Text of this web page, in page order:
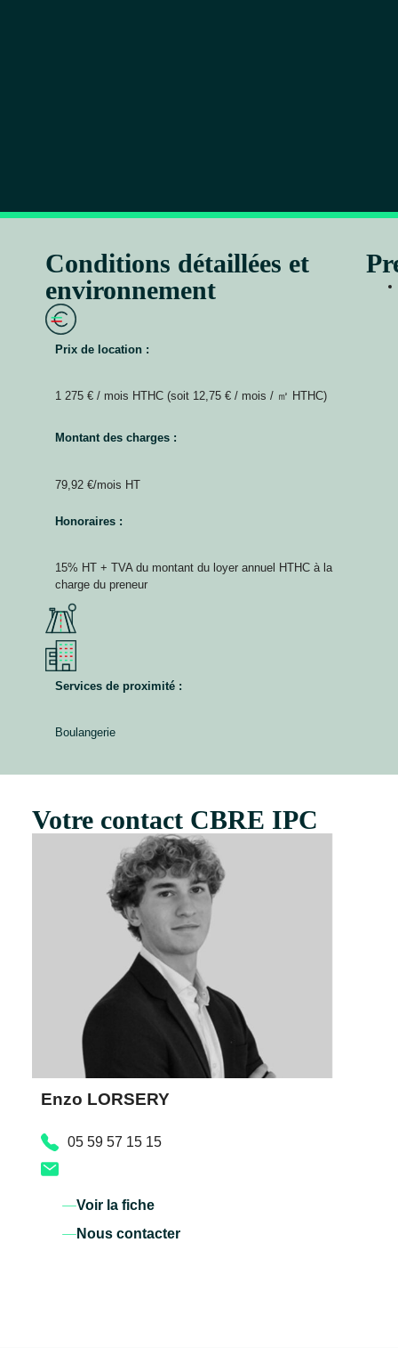
Conditions détaillées et
environnement
Prix de location :
1 275 € / mois HTHC (soit 12,75 € / mois / ㎡ HTHC)
Montant des charges :
79,92 €/mois HT
Honoraires :
15% HT + TVA du montant du loyer annuel HTHC à la
charge du preneur
Services de proximité :
Boulangerie
Votre contact CBRE IPC
Enzo LORSERY
05 59 57 15 15
Voir la fiche
Nous contacter